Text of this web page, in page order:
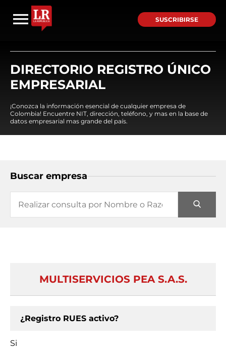
SUSCRIBIRSE
DIRECTORIO REGISTRO ÚNICO
EMPRESARIAL
¡Conozca la información esencial de cualquier empresa de
Colombia! Encuentre NIT, dirección, teléfono, y mas en la base de
datos empresarial mas grande del país.
Buscar empresa
MULTISERVICIOS PEA S.A.S.
¿Registro RUES activo?
Si